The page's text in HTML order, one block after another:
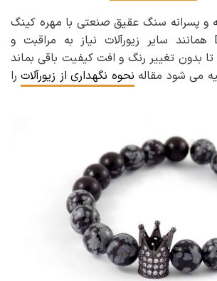
و پسرانه سنگ عقیق صنعتی با مهره کینگ
و کویین DS-N157 همانند سایر زیورآلات نیاز به مراقبت و
بدون تغییر رنگ و افت کیفیت باقی بماند
می شود مقاله نحوه نگهداری از زیورآلاترا